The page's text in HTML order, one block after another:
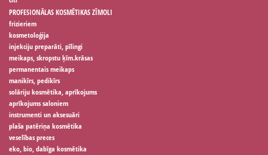
PROFESIONĀLAS KOSMĒTIKAS ZĪMOLI
frizieriem
kosmetoloģija
injekciju preparāti, pīlingi
meikaps, skropstu ķīm.krāsas
permanentais meikaps
manikīrs, pedikīrs
solāriju kosmētika, aprīkojums
aprīkojums saloniem
instrumenti un aksesuāri
plaša patēriņa kosmētika
veselības preces
eko, bio, dabīga kosmētika